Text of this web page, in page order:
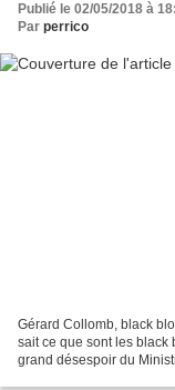
Publié le 02/05/2018 à
Par perrico
Gérard Collomb, black
sait ce que sont les black
grand désespoir du